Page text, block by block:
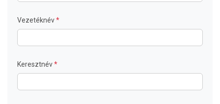
Vezetéknév
Keresztnév